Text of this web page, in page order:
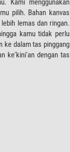
Kami menggunakan
pilih. Bahan kanvas
lemas dan ringan.
kamu tidak perlu
ke dalam tas pinggang
ke'kini'an dengan tas